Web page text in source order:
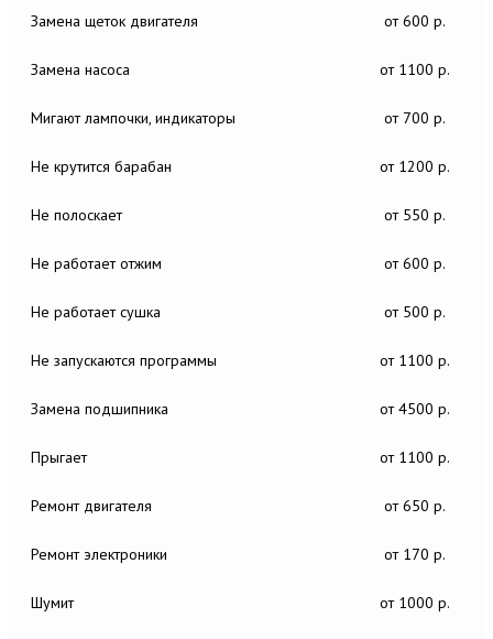
Замена щеток двигателя от 600 р.
Замена насоса от 1100 р.
Мигают лампочки, индикаторы от 700 р.
Не крутится барабан от 1200 р.
Не полоскает от 550 р.
Не работает отжим от 600 р.
Не работает сушка от 500 р.
Не запускаются программы от 1100 р.
Замена подшипника от 4500 р.
Прыгает от 1100 р.
Ремонт двигателя от 650 р.
Ремонт электроники от 170 р.
Шумит от 1000 р.